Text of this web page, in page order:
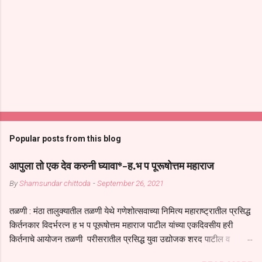
Popular posts from this blog
आपुला तो एक देव करुनी घ्यावा*-ह.भ प पूरूषोत्तम महाराज
ByShamsundar chittoda -September 26, 2021
तळणी : मंठा तालुक्यातील तळणी येथे गणेशोत्सवाच्या निमित्य महाराष्ट्रातील प्रसिद्ध
किर्तनकार विदर्भरत्न ह भ प पूरूषोत्तम महाराज पाटील यांच्या एकदिवसीय हरी
किर्तनाचे आयोजन तळणी परीसरातील प्रसिद्ध युवा उद्योजक शरद पाटील व